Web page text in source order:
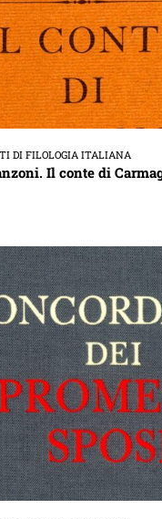
DI FILOLOGIA ITALIANA
Il conte di